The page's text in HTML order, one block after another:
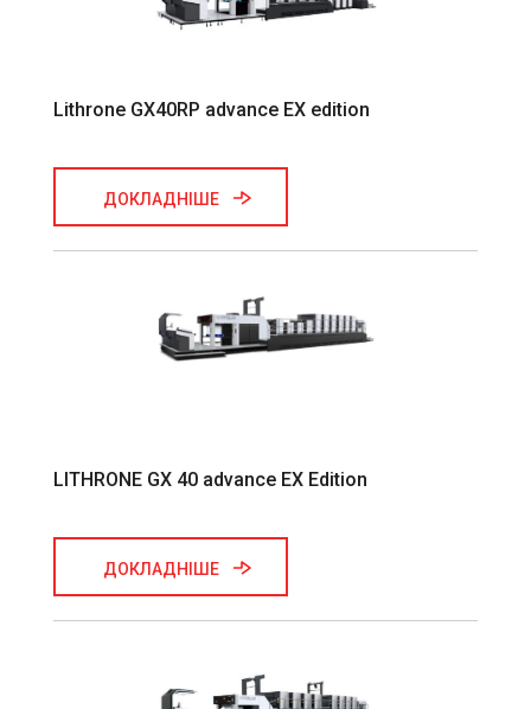
Lithrone GX40RP advance EX edition
ДОКЛАДНІШЕ
LITHRONE GX 40 advance EX Edition
ДОКЛАДНІШЕ